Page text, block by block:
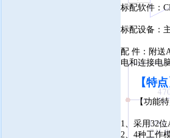
标配软件：
标配设备：
配 件：附送
电和连接电
【特点
【功能
1、采用32
2、4种工作